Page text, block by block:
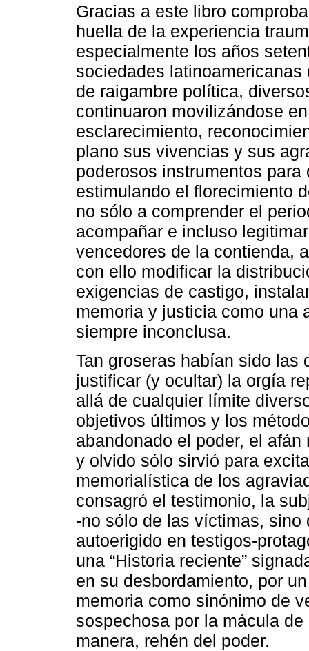
Gracias a este libro
huella de la experiencia
especialmente los años
sociedades
de raigambre política,
continuaron movilizándose
esclarecimiento,
plano sus vivencias y sus
poderosos instrumentos
estimulando el florecimiento
no sólo a comprender el
acompañar e incluso
vencedores de la contienda,
con ello modificar la
exigencias de castigo,
memoria y justicia como una
siempre inconclusa.
Tan groseras habían sido las
justificar (y ocultar) la orgía
allá de cualquier límite
objetivos últimos y los
abandonado el poder, el
y olvido sólo sirvió para
memorialística de los
consagró el testimonio, la
-no sólo de las víctimas,
autoerigido en testigos-
una “Historia reciente”
en su desbordamiento, por
memoria como sinónimo de
sospechosa por la mácula
manera, rehén del poder.